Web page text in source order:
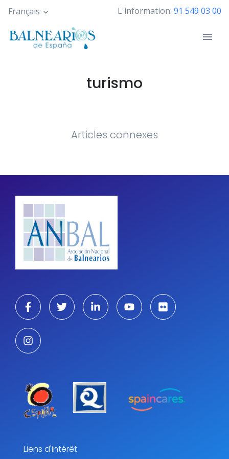
Skip
main
content
Français L'information: 91 549 03 00
turismo
Articles connexes
Liens d'intérêt